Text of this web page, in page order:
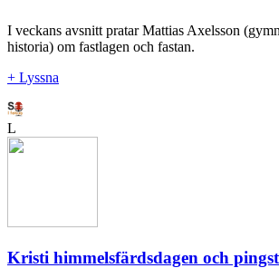
I veckans avsnitt pratar Mattias Axelsson
historia) om fastlagen och fastan.
+ Lyssna
L
Kristi himmelsfärdsdagen och pingst